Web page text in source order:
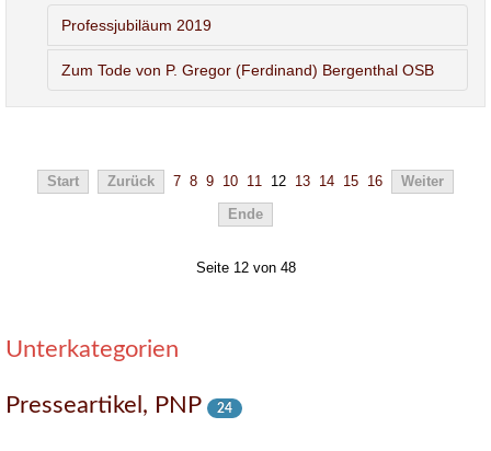
Professjubiläum 2019
Zum Tode von P. Gregor (Ferdinand) Bergenthal OSB
Start Zurück 7 8 9 10 11 12 13 14 15 16 Weiter
Ende
Seite 12 von 48
Unterkategorien
Presseartikel, PNP 24